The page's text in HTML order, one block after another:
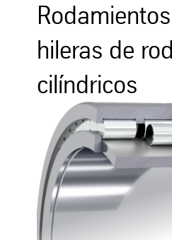
hileras de
cilíndricos